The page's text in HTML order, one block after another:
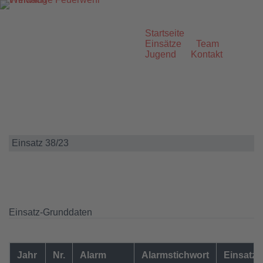
Zum
Startseite
Einsätze
Team
Jugend
Kontakt
Einsatz 38/23
Einsatz-Grunddaten
Jahr Nr. Alarm Alarmstichwort